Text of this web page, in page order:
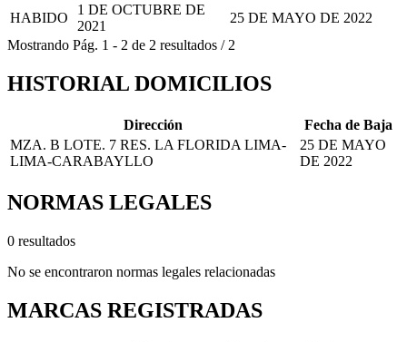
HABIDO
1 DE OCTUBRE DE
2021
25 DE MAYO DE 2022
Mostrando Pág. 1 - 2 de 2 resultados / 2
HISTORIAL DOMICILIOS
Dirección
Fecha de Baja
MZA. B LOTE. 7 RES. LA FLORIDA LIMA-
LIMA-CARABAYLLO
25 DE MAYO
DE 2022
NORMAS LEGALES
0 resultados
No se encontraron normas legales relacionadas
MARCAS REGISTRADAS